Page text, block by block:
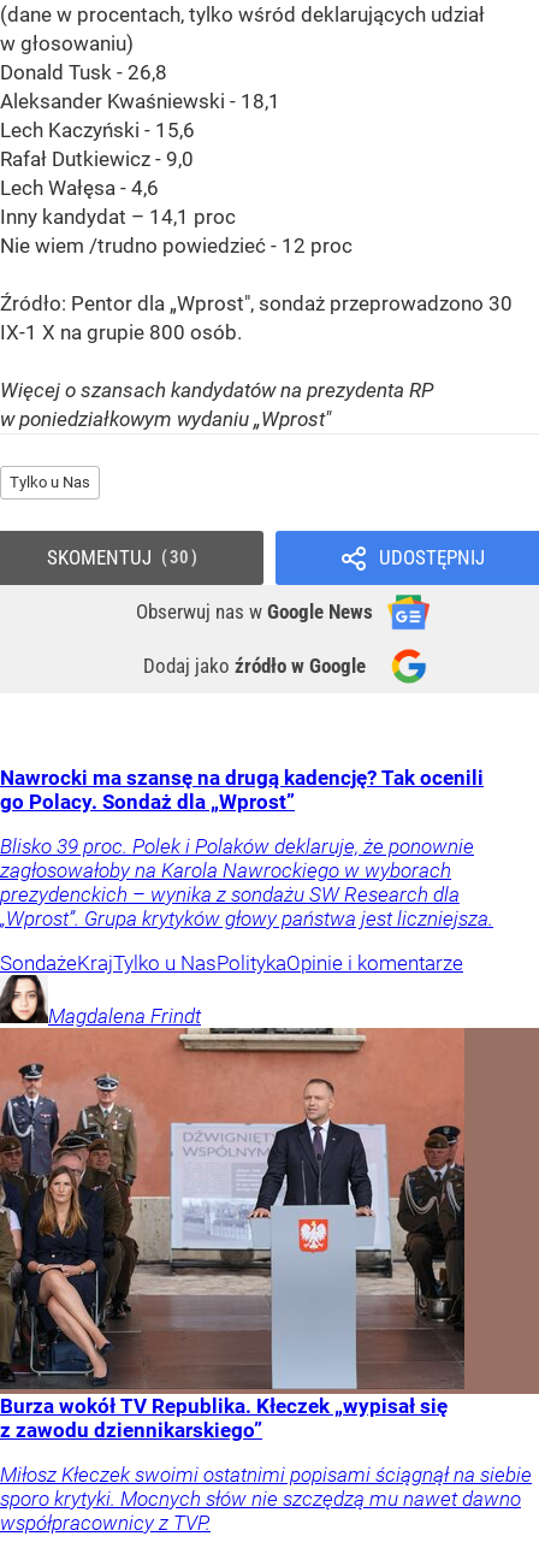
(dane w procentach, tylko wśród deklarujących udział
w głosowaniu)
Donald Tusk - 26,8
Aleksander Kwaśniewski - 18,1
Lech Kaczyński - 15,6
Rafał Dutkiewicz - 9,0
Lech Wałęsa - 4,6
Inny kandydat – 14,1 proc
Nie wiem /trudno powiedzieć - 12 proc
Źródło: Pentor dla „Wprost", sondaż przeprowadzono 30
IX-1 X na grupie 800 osób.
Więcej o szansach kandydatów na prezydenta RP
w poniedziałkowym wydaniu „Wprost"
Tylko u Nas
UDOSTĘPNIJ
Obserwuj nas w Google News
Dodaj jako źródło w Google
SKOMENTUJ 30
Nawrocki ma szansę na drugą kadencję? Tak ocenili
go Polacy. Sondaż dla „Wprost”
Blisko 39 proc. Polek i Polaków deklaruje, że ponownie
zagłosowałoby na Karola Nawrockiego w wyborach
prezydenckich – wynika z sondażu SW Research dla
„Wprost”. Grupa krytyków głowy państwa jest liczniejsza.
SondażeKrajTylko u NasPolitykaOpinie i komentarze
Magdalena Frindt
Burza wokół TV Republika. Kłeczek „wypisał się
z zawodu dziennikarskiego”
Miłosz Kłeczek swoimi ostatnimi popisami ściągnął na siebie
sporo krytyki. Mocnych słów nie szczędzą mu nawet dawno
współpracownicy z TVP.